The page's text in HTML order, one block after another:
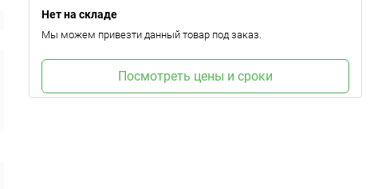
Нет на складе
Мы можем привезти данный товар под заказ.
Посмотреть цены и сроки